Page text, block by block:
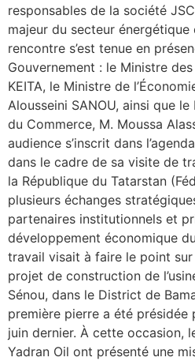
responsables de la société
majeur du secteur énergétique
rencontre s’est tenue en
Gouvernement : le Ministre
KEITA, le Ministre de
Alousseini SANOU, ainsi que
du Commerce, M. Moussa
audience s’inscrit dans
dans le cadre de sa visite de
la République du Tatarstan
plusieurs échanges
partenaires institutionnels et
développement économique
travail visait à faire le point sur
projet de construction de
Sénou, dans le District de
première pierre a été présidée
juin dernier. À cette occasion,
Yadran Oil ont présenté une